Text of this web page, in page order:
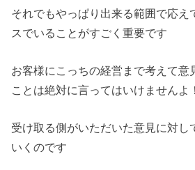
それでもやっぱり出来る範囲で応え
スでいることがすごく重要です
お客様にこっちの経営まで考えて意
ことは絶対に言ってはいけませんよ！
受け取る側がいただいた意見に対し
いくのです